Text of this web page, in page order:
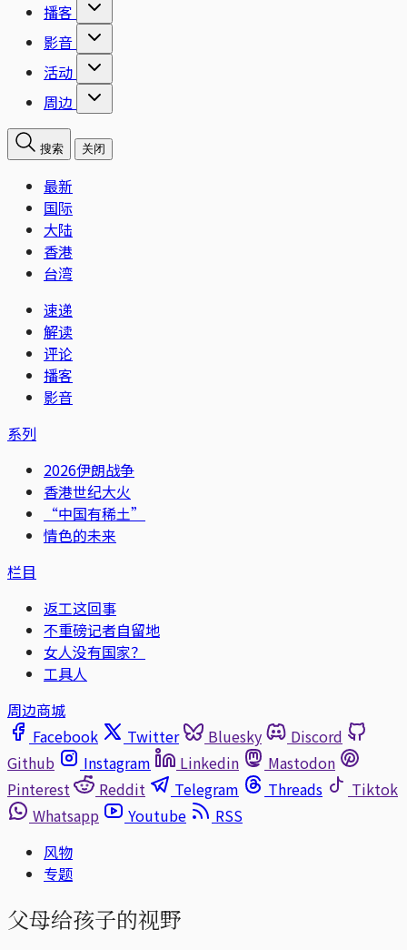
播客
影音
活动
周边
搜索 关闭
最新
国际
大陆
香港
台湾
速递
解读
评论
播客
影音
系列
2026伊朗战争
香港世纪大火
“中国有稀土”
情色的未来
栏目
返工这回事
不重磅记者自留地
女人没有国家？
工具人
周边商城
Facebook
Twitter Bluesky
Discord
Github
Instagram Linkedin
Mastodon
Pinterest
Reddit Telegram Threads
Tiktok
Whatsapp
Youtube
RSS
风物
专题
父母给孩子的视野